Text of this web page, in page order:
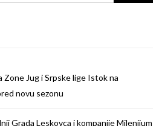
Jug i Srpske lige Istok na
novu sezonu
Grada Leskovca i kompanije Milenijum